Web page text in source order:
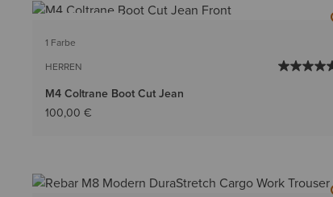
1 Farbe
HERREN
M4 Coltrane Boot Cut Jean
100,00 €